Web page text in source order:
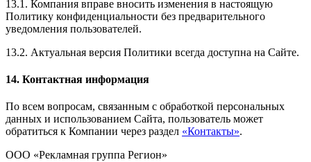
13.1. Компания вправе вносить изменения в настоящую
Политику конфиденциальности без предварительного
уведомления пользователей.
13.2. Актуальная версия Политики всегда доступна на Сайте.
14. Контактная информация
По всем вопросам, связанным с обработкой персональных
данных и использованием Сайта, пользователь может
обратиться к Компании через раздел «Контакты».
ООО «Рекламная группа Регион»